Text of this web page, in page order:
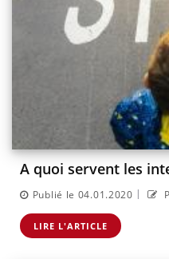
A quoi servent les
Publié le 04.01.2020 |
LIRE L'ARTICLE